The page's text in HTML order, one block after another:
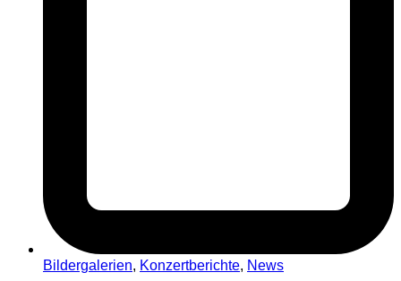
Bildergalerien, Konzertberichte, News